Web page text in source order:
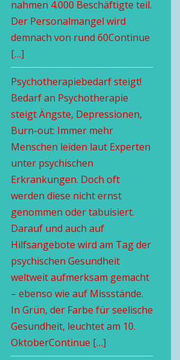
nahmen 4.000 Beschäftigte teil.
Der Personalmangel wird
demnach von rund 60Continue
[…]
Psychotherapiebedarf steigt!
Bedarf an Psychotherapie
steigt Ängste, Depressionen,
Burn-out: Immer mehr
Menschen leiden laut Experten
unter psychischen
Erkrankungen. Doch oft
werden diese nicht ernst
genommen oder tabuisiert.
Darauf und auch auf
Hilfsangebote wird am Tag der
psychischen Gesundheit
weltweit aufmerksam gemacht
– ebenso wie auf Missstände.
In Grün, der Farbe für seelische
Gesundheit, leuchtet am 10.
OktoberContinue […]